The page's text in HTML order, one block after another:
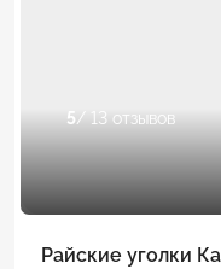
5/ 13 отзывов